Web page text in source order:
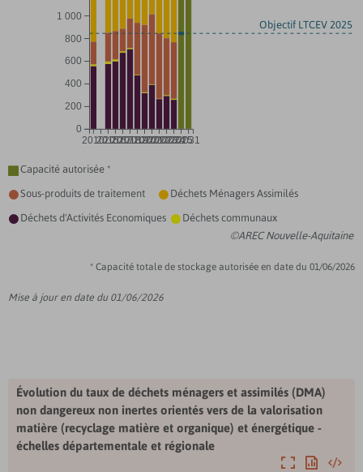
 Déchets d'Activités Economiques  Déchets communaux
Sous-produits de traitement  Déchets Ménagers Assimilés
Capacité autorisée *
©AREC Nouvelle-Aquitaine
2010
...
2015
2016
2017
2018
2019
2020
2021
2022
2023
2024
2025
2031
0
200
400
600
800
1 000
Objectif LTCEV 2025 :
* Capacité totale de stockage autorisée en date du 01/06/2026
Mise à jour en date du 01/06/2026
Évolution du taux de déchets ménagers et assimilés (DMA)
non dangereux non inertes orientés vers de la valorisation
matière (recyclage matière et organique) et énergétique -
échelles départementale et régionale
AgrandirExporter